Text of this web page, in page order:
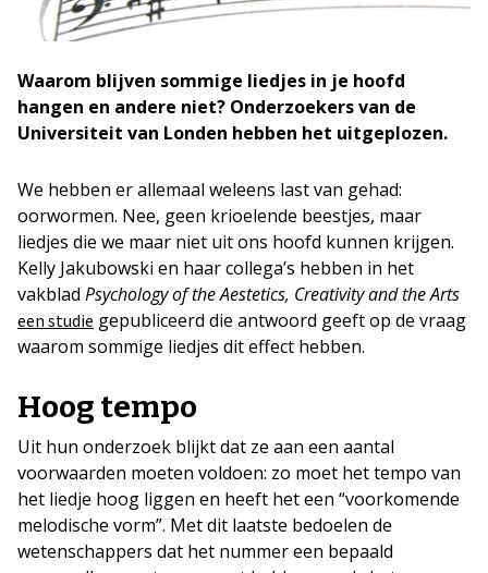
Waarom blijven sommige liedjes in je hoofd
hangen en andere niet? Onderzoekers van de
Universiteit van Londen hebben het uitgeplozen.
We hebben er allemaal weleens last van gehad:
oorwormen. Nee, geen krioelende beestjes, maar
liedjes die we maar niet uit ons hoofd kunnen krijgen.
Kelly Jakubowski en haar collega’s hebben in het
vakblad Psychology of the Aestetics, Creativity and the Arts
een studie gepubliceerd die antwoord geeft op de vraag
waarom sommige liedjes dit effect hebben.
Hoog tempo
Uit hun onderzoek blijkt dat ze aan een aantal
voorwaarden moeten voldoen: zo moet het tempo van
het liedje hoog liggen en heeft het een “voorkomende
melodische vorm”. Met dit laatste bedoelen de
wetenschappers dat het nummer een bepaald